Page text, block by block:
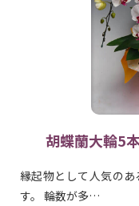
胡蝶蘭大輪5
縁起物として人気の
す。 輪数が多…